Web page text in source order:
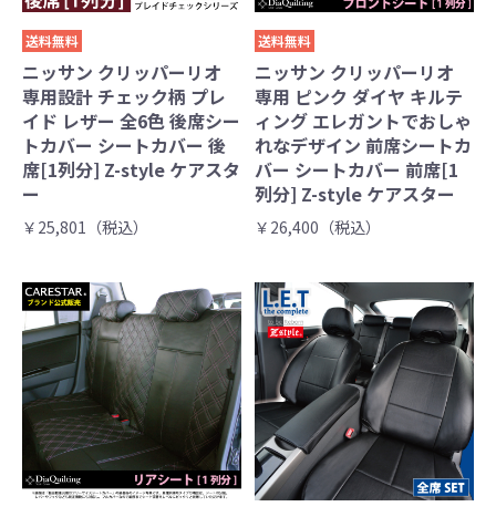
送料無料
ニッサン クリッパーリオ
専用設計 チェック柄 プレ
イド レザー 全6色 後席シー
トカバー シートカバー 後
席[1列分] Z-style ケアスタ
ー
￥25,801（税込）
送料無料
ニッサン クリッパーリオ
専用 ピンク ダイヤ キルテ
ィング エレガントでおしゃ
れなデザイン 前席シートカ
バー シートカバー 前席[1
列分] Z-style ケアスター
￥26,400（税込）